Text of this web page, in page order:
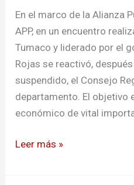
En el marco de la Alianza
APP, en un encuentro
Tumaco y liderado por el
Rojas se reactivó,
suspendido, el Consejo
departamento. El
económico de vital
Cacaotero
Leer más »